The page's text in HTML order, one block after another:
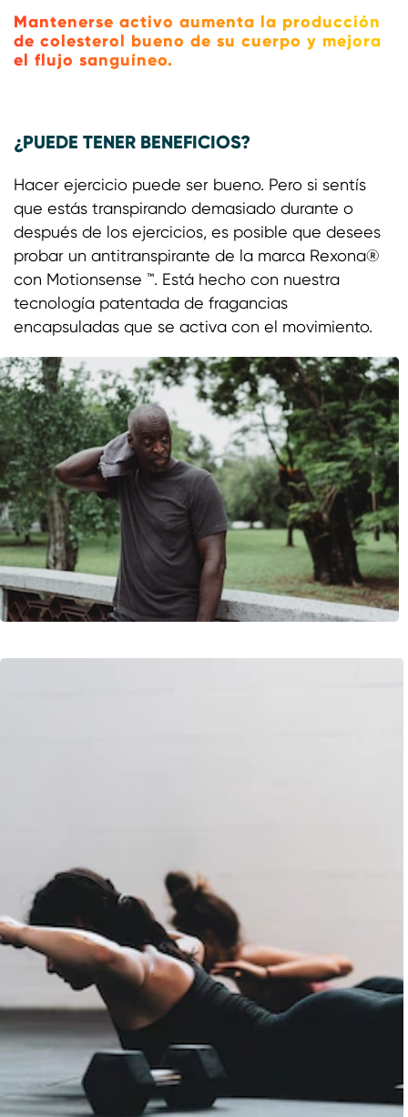
Mantenerse activo aumenta la producción
de colesterol bueno de su cuerpo y mejora
el flujo sanguíneo.
¿PUEDE TENER BENEFICIOS?
Hacer ejercicio puede ser bueno. Pero si sentís
que estás transpirando demasiado durante o
después de los ejercicios, es posible que desees
probar un antitranspirante de la marca Rexona®
con Motionsense ™. Está hecho con nuestra
tecnología patentada de fragancias
encapsuladas que se activa con el movimiento.